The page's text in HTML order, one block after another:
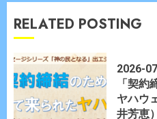
RELATED POSTING
2026-
「契
ヤハウ
井芳恵）